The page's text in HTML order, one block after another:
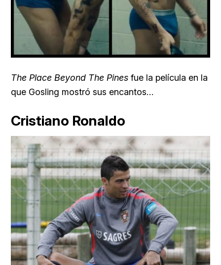
The Place Beyond The Pines fue la película en la
que Gosling mostró sus encantos…
Cristiano Ronaldo